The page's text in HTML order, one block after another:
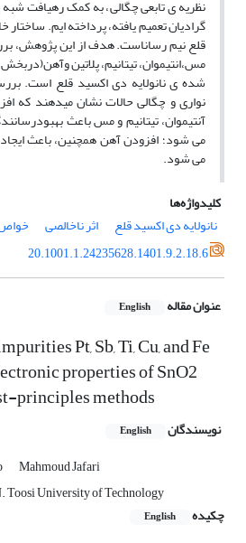
نظریه ی تابعی چگالی، به کمک رهیافت
گرادیان تعمیم یافته، پرداخته­ ایم.
قلع نیم­ رساناست. هدف از این پژوهش،
مس،انتیموان، تیتانیم، پلاتین
شده ی نانولایه دی اکسید قلع است.
نواری و چگالی حالات نشان می­دهند که
آنتیموان، تیتانیم و مس باعث
می­ شود؛ افزودن آهن همچنین، باعث
می­ شود.
کلیدواژه‌ها
نانولایه دی اکسید قلع
اثر ناخالصی
خواص
20.1001.1.24235628.1401.9.2.18.6
عنوان مقاله English
Pt, Sb, Ti, Cu, and Fe
properties of SnO2
principles methods
نویسندگان English
Mahmoud Jafari
Toosi University of Technology
چکیده
English